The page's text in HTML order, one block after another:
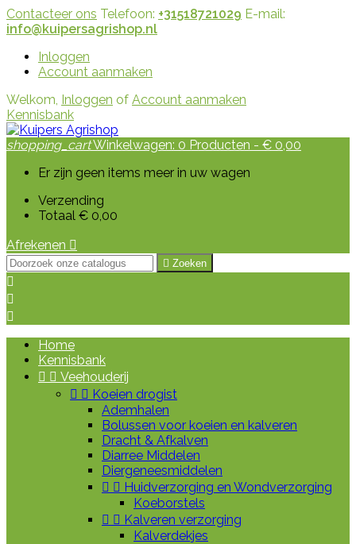
Contacteer ons Telefoon: +31518721029 E-mail:
info@kuipersagrishop.nl
Inloggen
Account aanmaken
Welkom, Inloggen of Account aanmaken
Kennisbank
shopping_cartWinkelwagen: 0 Producten - € 0,00
Er zijn geen items meer in uw wagen
Verzending
Totaal € 0,00
Afrekenen 
 Zoeken



Home
Kennisbank
  Veehouderij
  Koeien drogist
Ademhalen
Bolussen voor koeien en kalveren
Dracht & Afkalven
Diarree Middelen
Diergeneesmiddelen
  Huidverzorging en Wondverzorging
Koeborstels
  Kalveren verzorging
Kalverdekjes